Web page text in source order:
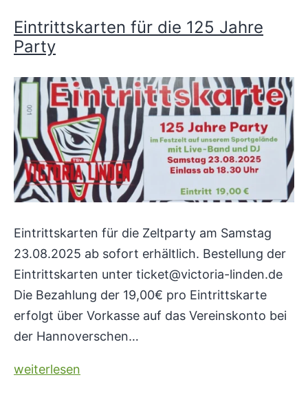
Eintrittskarten für die 125 Jahre
Party
Eintrittskarten für die Zeltparty am Samstag
23.08.2025 ab sofort erhältlich. Bestellung der
Eintrittskarten unter ticket@victoria-linden.de
Die Bezahlung der 19,00€ pro Eintrittskarte
erfolgt über Vorkasse auf das Vereinskonto bei
der Hannoverschen…
Eintrittskarten
weiterlesen